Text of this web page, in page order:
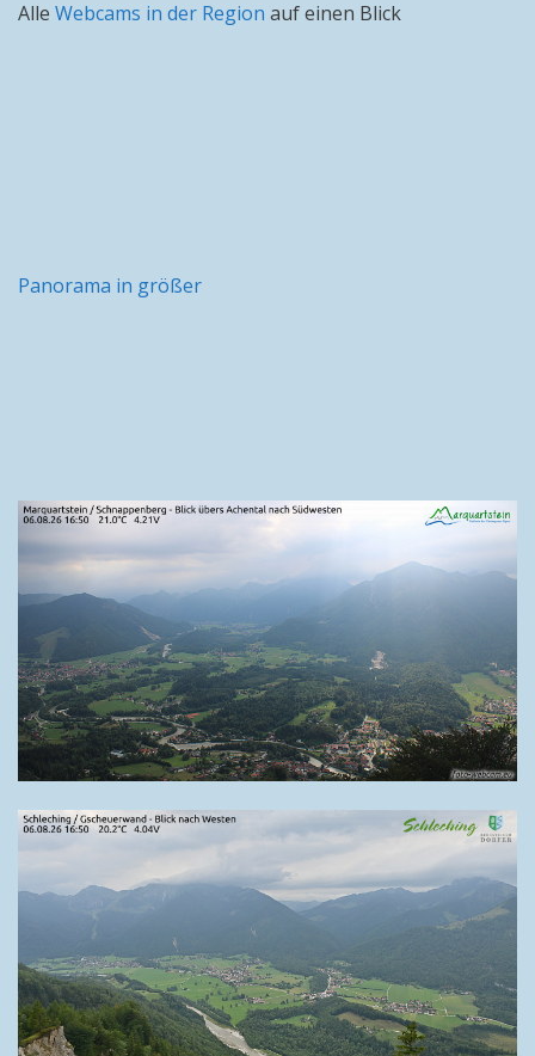
Alle Webcams in der Region auf einen Blick
Panorama in größer